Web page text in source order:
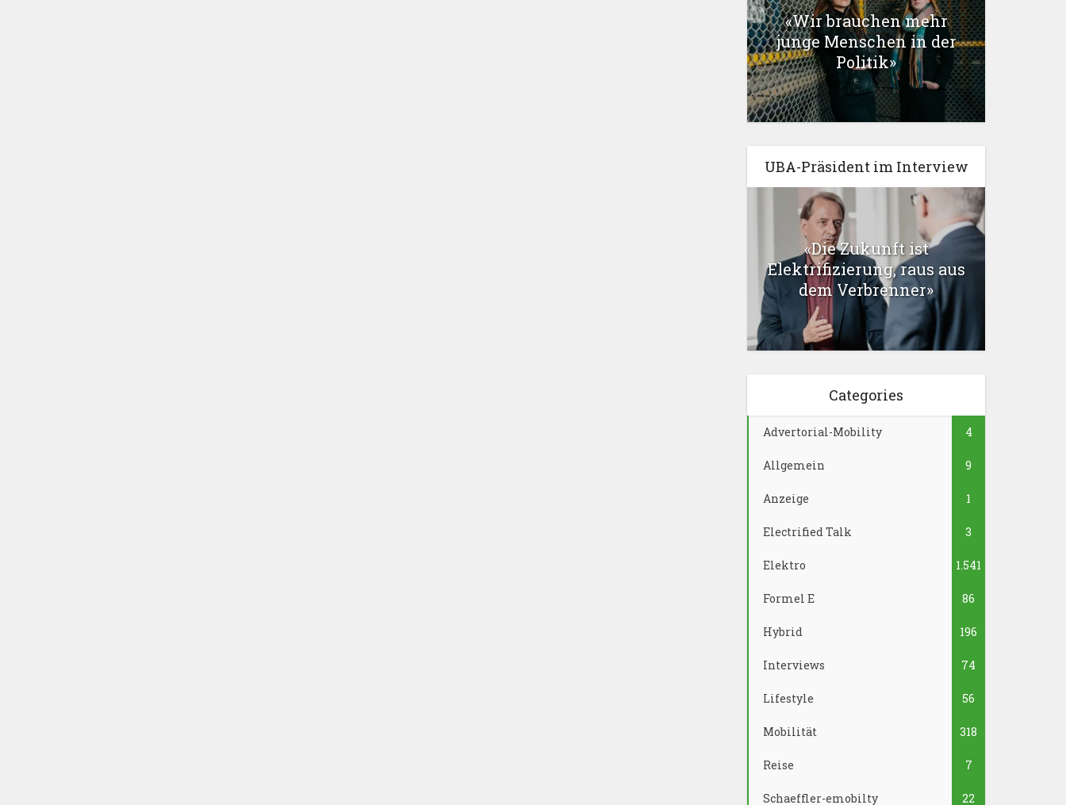
«Wir brauchen mehr
junge Menschen in der
Politik»
UBA-Präsident im Interview
«Die Zukunft ist
Elektrifizierung, raus aus
dem Verbrenner»
Categories
Advertorial-Mobility 4
Allgemein 9
Anzeige 1
Electrified Talk 3
Elektro 1.541
Formel E 86
Hybrid 196
Interviews 74
Lifestyle 56
Mobilität 318
Reise 7
Schaeffler-emobilty 22